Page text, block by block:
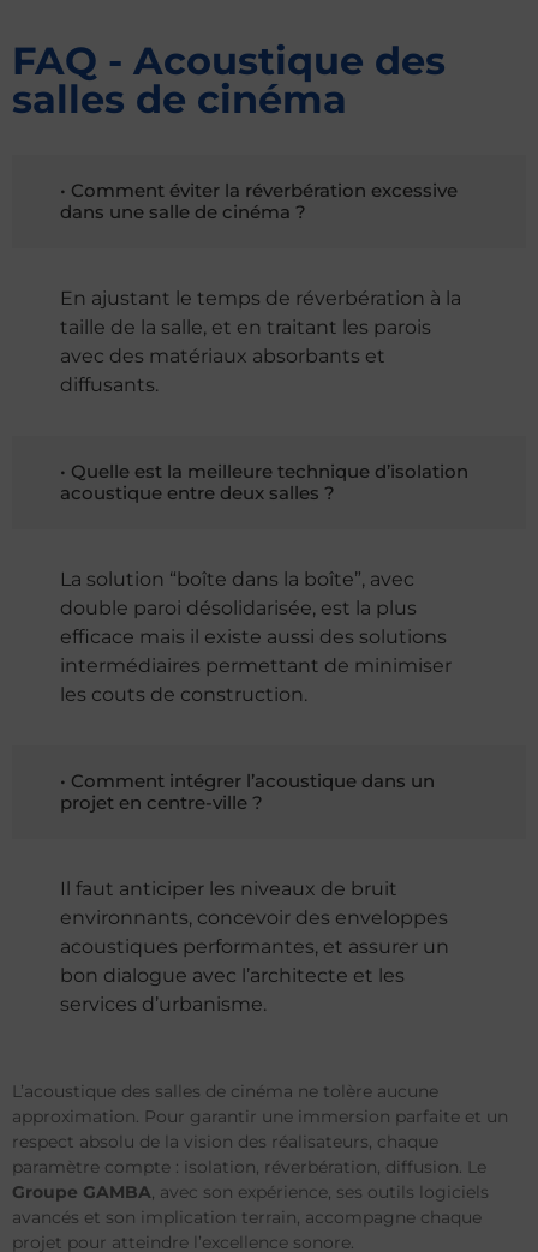
FAQ - Acoustique des
salles de cinéma
• Comment éviter la réverbération excessive
dans une salle de cinéma ?
En ajustant le temps de réverbération à la
taille de la salle, et en traitant les parois
avec des matériaux absorbants et
diffusants.
• Quelle est la meilleure technique d’isolation
acoustique entre deux salles ?
La solution “boîte dans la boîte”, avec
double paroi désolidarisée, est la plus
efficace mais il existe aussi des solutions
intermédiaires permettant de minimiser
les couts de construction.
• Comment intégrer l’acoustique dans un
projet en centre-ville ?
Il faut anticiper les niveaux de bruit
environnants, concevoir des enveloppes
acoustiques performantes, et assurer un
bon dialogue avec l’architecte et les
services d’urbanisme.
L’acoustique des salles de cinéma ne tolère aucune
approximation. Pour garantir une immersion parfaite et un
respect absolu de la vision des réalisateurs, chaque
paramètre compte : isolation, réverbération, diffusion. Le
Groupe GAMBA, avec son expérience, ses outils logiciels
avancés et son implication terrain, accompagne chaque
projet pour atteindre l’excellence sonore.